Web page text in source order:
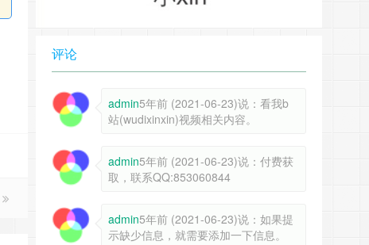
评论
admin5年前 (2021-06-23)说：看我b
站(wudixinxin)视频相关内容。
admin5年前 (2021-06-23)说：付费获
取，联系QQ:853060844
admin5年前 (2021-06-23)说：如果提
示缺少信息，就需要添加一下信息。